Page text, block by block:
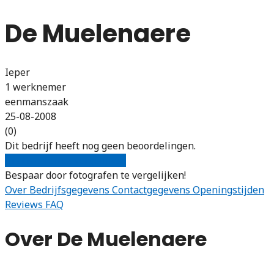
De Muelenaere
Ieper
1 werknemer
eenmanszaak
25-08-2008
(0)
Dit bedrijf heeft nog geen beoordelingen.
Bespaar door fotografen te vergelijken!
Over Bedrijfsgegevens Contactgegevens Openingstijden
Reviews FAQ
Over De Muelenaere